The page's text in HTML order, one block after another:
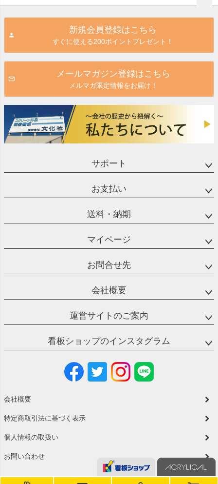
新規会員登録はこちら
すぐに使える200ポイントプレゼント！
メールマガジン登録はこちら
メルマガ限定情報をお届け！
サポート
お支払い
送料・納期
マイページ
お問合せ先
会社概要
運営サイトのご案内
看板ショップのインスタグラム
会社概要
特定商取引法に基づく表示
個人情報の取扱い
お問い合わせ